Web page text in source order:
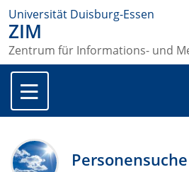
Universität Duisburg-Essen
ZIM
Zentrum für Informations- und
Personensuche